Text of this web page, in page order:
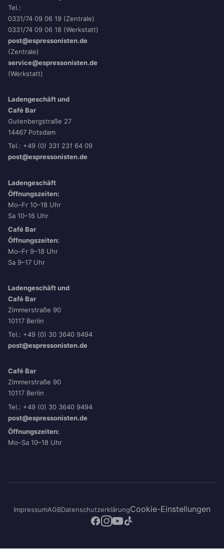
Tel.:
0331/74 09 06 19 (Zentrale)
0331/74 09 06 18 (Werkstatt)
post@espressonisten.de
(Zentrale)
service@espressonisten.de
(Werkstatt)
Ladengeschäft und
Café Bar
Gutenbergstraße 27
14467 Potsdam
Tel.: +49 (0) 331 231 64 09
post@espressonisten.de
Ladengeschäft
Öffnungszeiten:
Mo–Fr 10–18 Uhr
Sa 10–16 Uhr
Café Bar
Öffnungszeiten:
Mo–Fr 9–18 Uhr
Sa 9–17 Uhr
Ladengeschäft und
Café Bar
Zimmerstraße 90
10117 Berlin
Tel.: +49 (0) 30 3640 9494
post@espressonisten.de
Café Bar
Zimmerstraße 90
10117 Berlin
Tel.: +49 (0) 30 3640 9494
post@espressonisten.de
Öffnungszeiten:
Mo–Sa 10–18 Uhr
ImpressumAGBDatenschutzerklärungCookie-Einstellungen